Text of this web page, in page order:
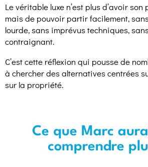
Le véritable luxe n’est plus d’avoir
mais de pouvoir partir facilement,
lourde, sans imprévus techniques,
contraignant.
C’est cette réflexion qui pousse de
à chercher des alternatives centrées
sur la propriété.
Ce que Marc
comprendre